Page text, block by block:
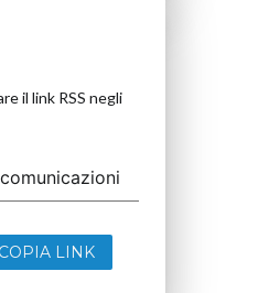
il link RSS negli
COPIA LINK